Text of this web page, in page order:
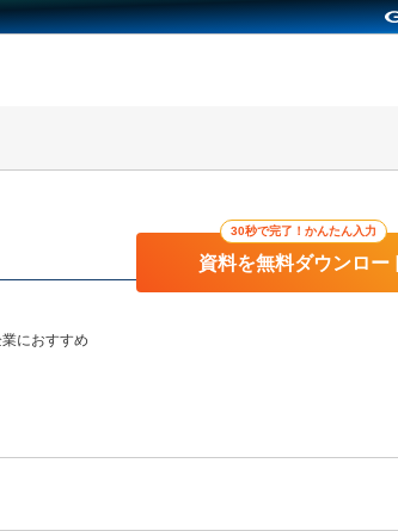
におすすめ
30秒で完了！かんたん入力
資料を無料ダウンロー